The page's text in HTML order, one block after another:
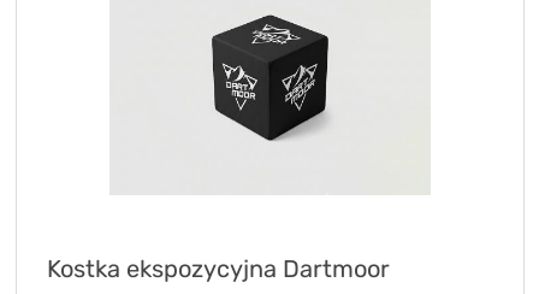
NOWOŚCI
PROMOCJE
Kostka ekspozycyjna Dartmoor